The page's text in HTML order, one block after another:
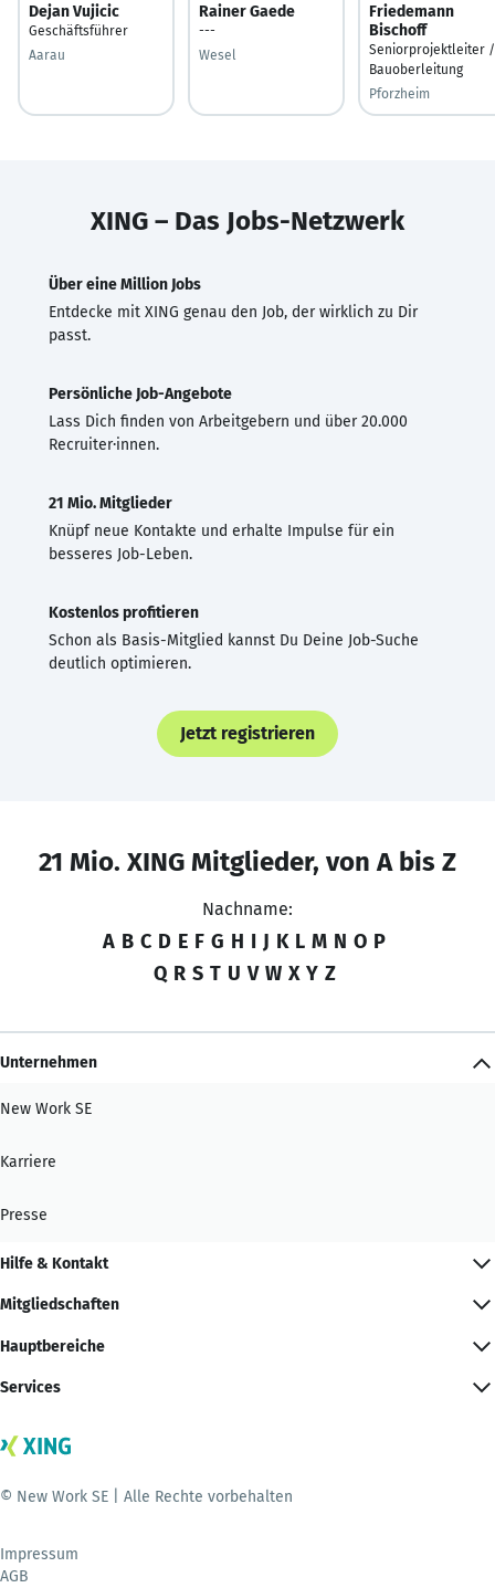
Dejan Vujicic
Geschäftsführer
Aarau
Rainer Gaede
---
Wesel
Friedemann
Bischoff
Seniorprojektleiter /
Bauoberleitung
Pforzheim
XING – Das Jobs-Netzwerk
Über eine Million Jobs
Entdecke mit XING genau den Job, der wirklich zu Dir
passt.
Persönliche Job-Angebote
Lass Dich finden von Arbeitgebern und über 20.000
Recruiter·innen.
21 Mio. Mitglieder
Knüpf neue Kontakte und erhalte Impulse für ein
besseres Job-Leben.
Kostenlos profitieren
Schon als Basis-Mitglied kannst Du Deine Job-Suche
deutlich optimieren.
Jetzt registrieren
21 Mio. XING Mitglieder, von A bis Z
Nachname:
A B C D E F G H I J K L M N O P
Q R S T U V W X Y Z
Unternehmen
New Work SE
Karriere
Presse
Hilfe & Kontakt
Mitgliedschaften
Hauptbereiche
Services
© New Work SE | Alle Rechte vorbehalten
Impressum
AGB